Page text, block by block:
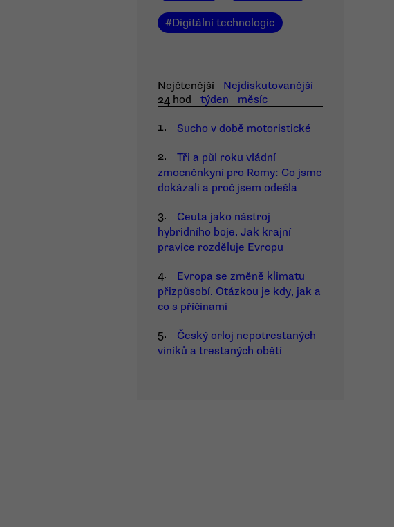
#Digitální technologie
Nejčtenější
Nejdiskutovanější
24 hod
týden
měsíc
1.
Sucho v době motoristické
2.
Tři a půl roku vládní
zmocněnkyní pro Romy: Co jsme
dokázali a proč jsem odešla
3.
Ceuta jako nástroj
hybridního boje. Jak krajní
pravice rozděluje Evropu
4.
Evropa se změně klimatu
přizpůsobí. Otázkou je kdy, jak a
co s příčinami
5.
Český orloj nepotrestaných
viníků a trestaných obětí